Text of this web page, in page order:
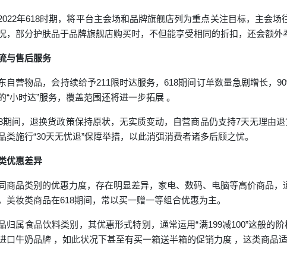
年618时期，将平台主会场和品牌旗舰店列为重点关注目标，主会
，部分护肤品于品牌旗舰店购买时，不但能享受相同的折扣，还会额外
与售后服务
自营物品，会持续给予211限时达服务，618期间订单数量急剧增长，
“小时达”服务，覆盖范围还将进一步拓展 。
期间，退换货政策保持原状，无实质变动，自营商品仍支持7天无理由
类施行“30天无忧退”保障举措，以此消弭消费者诸多后顾之忧。
优惠差异
商品类别的优惠力度，存在明显差异，家电、数码、电脑等高价商品
美妆类商品在618期间，常以买一赠一等组合优惠为主。
归属食品饮料类别，其优惠形式特别，通常运用“满199减100”这般的
口牛奶品牌 ，如此状况下甚至有买一箱送半箱的促销力度 ，这类商品适